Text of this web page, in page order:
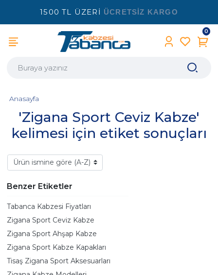
1500 TL ÜZERİ ÜCRETSİZ KARGO
0
'Zigana Sport Ceviz Kabze'
kelimesi için etiket sonuçları
Anasayfa
Benzer Etiketler
Tabanca Kabzesi Fiyatları
Zigana Sport Ceviz Kabze
Zigana Sport Ahşap Kabze
Zigana Sport Kabze Kapakları
Tisaş Zigana Sport Aksesuarları